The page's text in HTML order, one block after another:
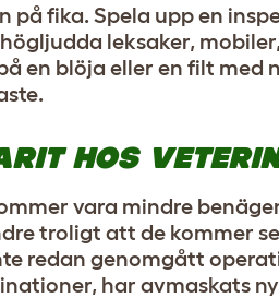
fika. Spela upp en
leksaker,
en blöja eller en filt med
HOS
vara mindre
troligt att de kommer
redan genomgått
har avmaskats